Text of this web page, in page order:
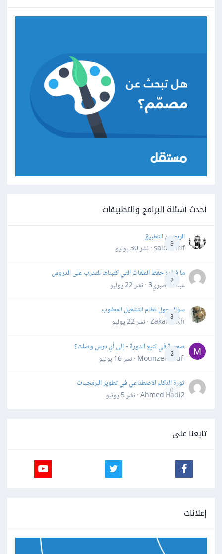
أحدث أسئلة البرامج والتطبيقات
3
الربح من التطبيق
said darif · نشر
30 يوليو
2
ما فائدة حفظ الملفات التي كتبناها للتدرب على الدروس
عبدالله صبري3 · نشر
22 يوليو
3
سؤال حول نظام التشغيل المطلوب
Zakaria Kh · نشر
22 يوليو
2
صعوبة في تتبع الدورة - إلى أي درس وصلت؟
Mounzer Soufi · نشر
16 يونيو
0
ثورة الذكاء الاصطناعي في تطوير البرمجيات
Ahmed Hadi2 · نشر
5 يونيو
تابعنا على
إعلانات